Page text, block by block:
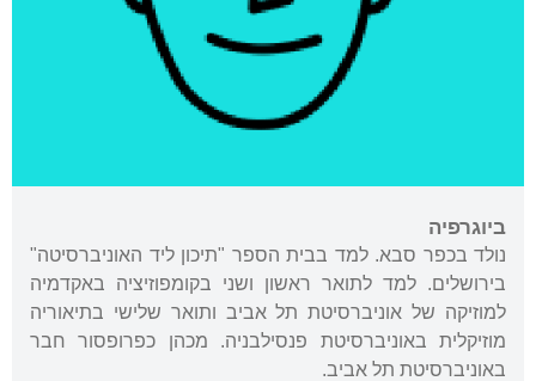
ביוגרפיה
נולד בכפר סבא. למד בבית הספר "תיכון ליד האוניברסיטה"
בירושלים. למד לתואר ראשון ושני בקומפוזיציה באקדמיה
למוזיקה של אוניברסיטת תל אביב ותואר שלישי בתיאוריה
מוזיקלית באוניברסיטת פנסילבניה. מכהן כפרופסור חבר
באוניברסיטת תל אביב.